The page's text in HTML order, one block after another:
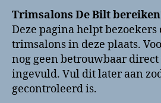
Trimsalons De Bilt
Deze pagina helpt
trimsalons in deze plaats.
nog geen betrouwbaar
ingevuld. Vul dit later aan
gecontroleerd is.